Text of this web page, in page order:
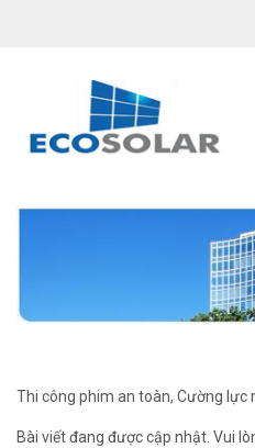
Thi công phim an toàn, Cường lực
Bài viết đang được cập nhật. Vui